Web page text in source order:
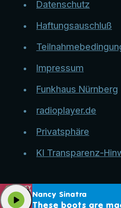
Datenschutz
Haftungsauschluß
Impressum
Funkhaus Nürnberg
radioplayer.de
Privatsphäre
KI Transparenz-
Nancy Sinatra
These boots are
play_arrow